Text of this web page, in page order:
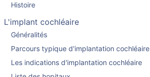
Histoire
L'implant cochléaire
Généralités
Parcours typique d'implantation cochléaire
Les indications d'implantation cochléaire